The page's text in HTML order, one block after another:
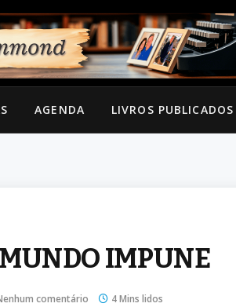
AGENDA LIVROS PUBLICADOS
IMPUNE
comentário 4 Mins lidos